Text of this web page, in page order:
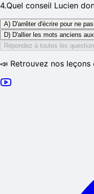
4.Quel conseil Lucien
A) D'arrêter d'écrire pour ne
D) D'allier les mots anciens
Répondez à toutes les
📣 Retrouvez nos